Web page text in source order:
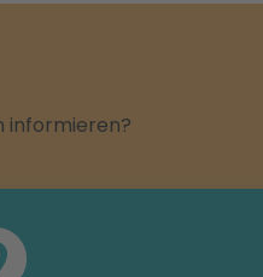
informieren?